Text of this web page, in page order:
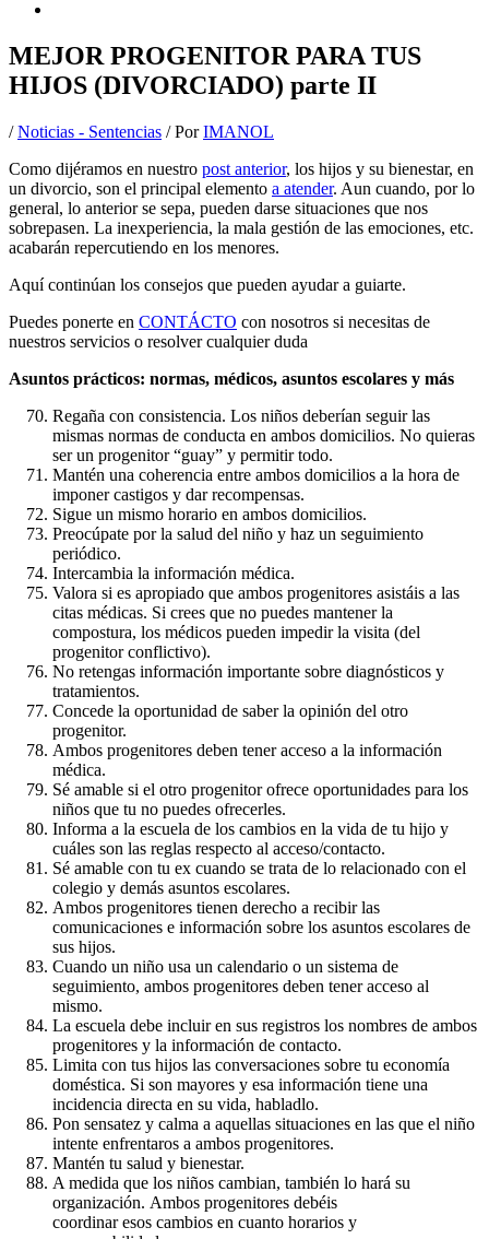
MEJOR PROGENITOR PARA TUS
HIJOS (DIVORCIADO) parte II
/Noticias - Sentencias / PorIMANOL
Como dijéramos en nuestro post anterior, los hijos y su bienestar, en
un divorcio, son el principal elemento a atender. Aun cuando, por lo
general, lo anterior se sepa, pueden darse situaciones que nos
sobrepasen. La inexperiencia, la mala gestión de las emociones, etc.
acabarán repercutiendo en los menores.
Aquí continúan los consejos que pueden ayudar a guiarte.
Puedes ponerte en CONTÁCTO con nosotros si necesitas de
nuestros servicios o resolver cualquier duda
Asuntos prácticos: normas, médicos, asuntos escolares y más
Regaña con consistencia. Los niños deberían seguir las
mismas normas de conducta en ambos domicilios. No quieras
ser un progenitor “guay” y permitir todo.
Mantén una coherencia entre ambos domicilios a la hora de
imponer castigos y dar recompensas.
Sigue un mismo horario en ambos domicilios.
Preocúpate por la salud del niño y haz un seguimiento
periódico.
Intercambia la información médica.
Valora si es apropiado que ambos progenitores asistáis a las
citas médicas. Si crees que no puedes mantener la
compostura, los médicos pueden impedir la visita (del
progenitor conflictivo).
No retengas información importante sobre diagnósticos y
tratamientos.
Concede la oportunidad de saber la opinión del otro
progenitor.
Ambos progenitores deben tener acceso a la información
médica.
Sé amable si el otro progenitor ofrece oportunidades para los
niños que tu no puedes ofrecerles.
Informa a la escuela de los cambios en la vida de tu hijo y
cuáles son las reglas respecto al acceso/contacto.
Sé amable con tu ex cuando se trata de lo relacionado con el
colegio y demás asuntos escolares.
Ambos progenitores tienen derecho a recibir las
comunicaciones e información sobre los asuntos escolares de
sus hijos.
Cuando un niño usa un calendario o un sistema de
seguimiento, ambos progenitores deben tener acceso al
mismo.
La escuela debe incluir en sus registros los nombres de ambos
progenitores y la información de contacto.
Limita con tus hijos las conversaciones sobre tu economía
doméstica. Si son mayores y esa información tiene una
incidencia directa en su vida, habladlo.
Pon sensatez y calma a aquellas situaciones en las que el niño
intente enfrentaros a ambos progenitores.
Mantén tu salud y bienestar.
A medida que los niños cambian, también lo hará su
organización. Ambos progenitores debéis
coordinar esos cambios en cuanto horarios y